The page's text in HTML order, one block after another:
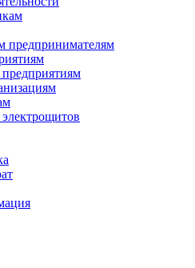
предпринимателям